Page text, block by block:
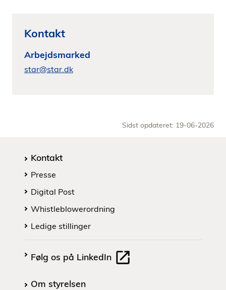
Kontakt
Arbejdsmarked
star@star.dk
Sidst opdateret: 19-06-2026
Kontakt
Presse
Digital Post
Whistleblowerordning
Ledige stillinger
Følg os på LinkedIn
Om styrelsen